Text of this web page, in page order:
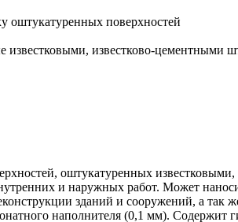
оштукатуренных поверхностей
известковыми, известково-цементными
оштукатуренных
и наружных работ. Может
зданий и сооружений, а так
наполнителя (0,1 мм). Содержит